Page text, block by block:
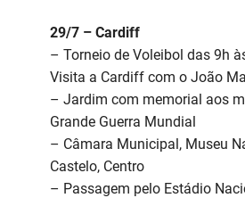
29/7 – Cardiff
– Torneio de Voleibol das 9h
Visita a Cardiff com o João
– Jardim com memorial aos
Grande Guerra Mundial
– Câmara Municipal, Museu
Castelo, Centro
– Passagem pelo Estádio